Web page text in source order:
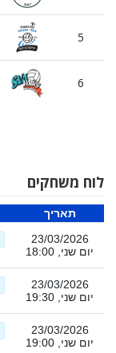
5
6
לוח משחקים
תאריך
23/03/2026
יום שני, 18:00
23/03/2026
יום שני, 19:30
23/03/2026
יום שני, 19:00